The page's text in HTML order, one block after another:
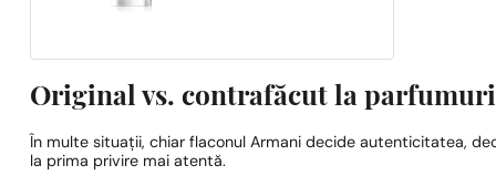
Original vs. contrafăcut la
În multe situații, chiar flaconul Armani decide autenticitatea,
la prima privire mai atentă.